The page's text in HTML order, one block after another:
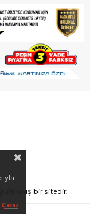
bir sitedir.
Çerez